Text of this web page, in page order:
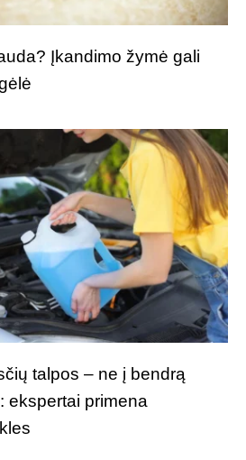
Įkandimo žymė gali
talpos – ne į bendrą
ekspertai primena